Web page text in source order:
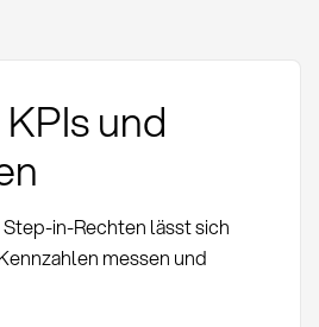
und
in-Rechten lässt sich
messen und